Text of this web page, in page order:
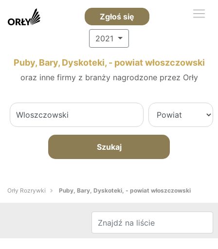
Zgłoś się
2021
Puby, Bary, Dyskoteki, - powiat włoszczowski
oraz inne firmy z branży nagrodzone przez Orły
Szukaj
Orły Rozrywki Puby, Bary, Dyskoteki, - powiat włoszczowski